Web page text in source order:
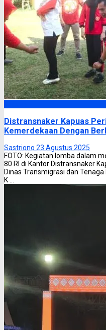
Distransnaker Kapuas
Kemerdekaan Dengan
Sastriono 23 Agustus 2025
FOTO: Kegiatan lomba dalam
80 RI di Kantor Distransnaker
Dinas Transmigrasi dan
K ...